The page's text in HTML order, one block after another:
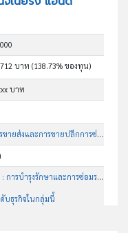
บาท (138.73% ของทุน)
บาท
G : การขายส่งและการขายปลีกการซ่อมยานยนต์และ จักรยานยนต์
45201 : การบำรุงรักษาและการซ่อมระบบเครื่องยนต์และชิ้นส่วนยานยนต์
บธุรกิจในกลุ่มนี้